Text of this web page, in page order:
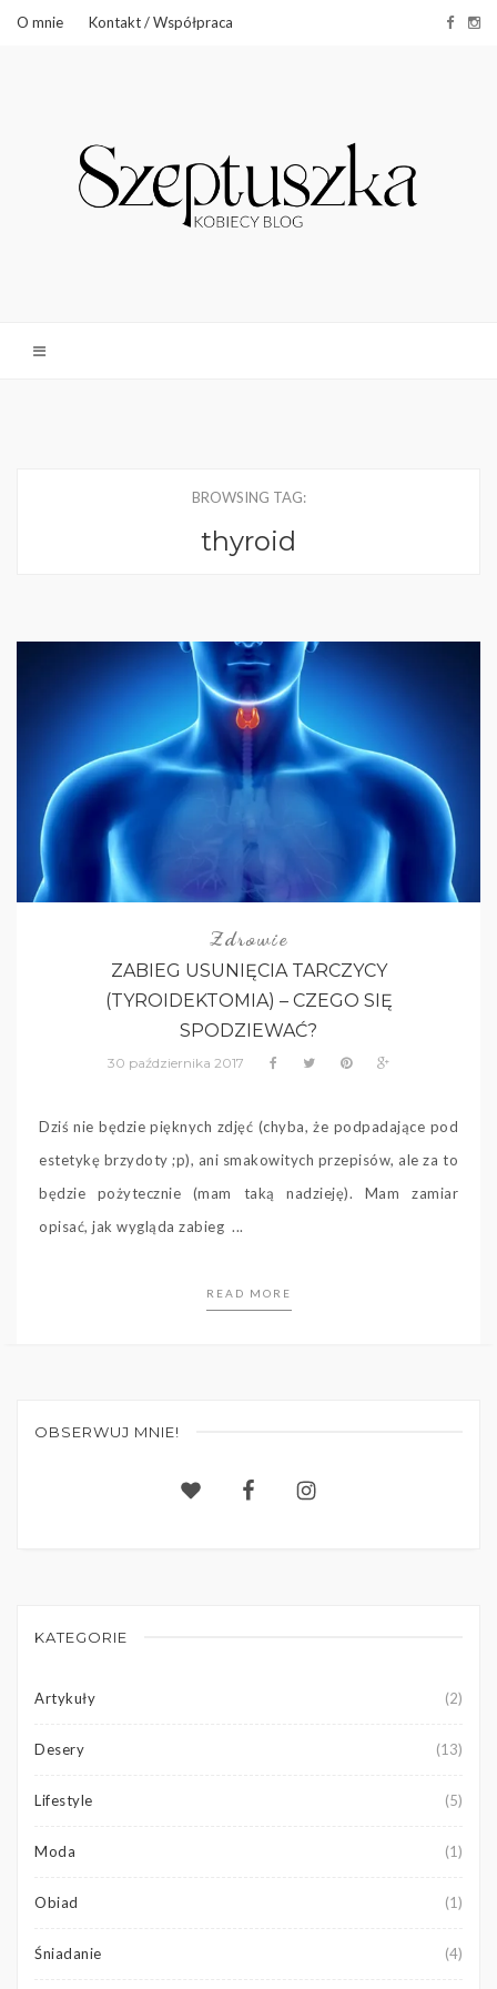
O mnie Kontakt / Współpraca
BROWSING TAG:
thyroid
Zdrowie
ZABIEG USUNIĘCIA TARCZYCY
(TYROIDEKTOMIA) – CZEGO SIĘ
SPODZIEWAĆ?
30 października 2017
Dziś nie będzie pięknych zdjęć (chyba, że podpadające pod
estetykę brzydoty ;p), ani smakowitych przepisów, ale za to
będzie pożytecznie (mam taką nadzieję). Mam zamiar
opisać, jak wygląda zabieg ...
READ MORE
OBSERWUJ MNIE!
KATEGORIE
Artykuły (2)
Desery (13)
Lifestyle (5)
Moda (1)
Obiad (1)
Śniadanie (4)